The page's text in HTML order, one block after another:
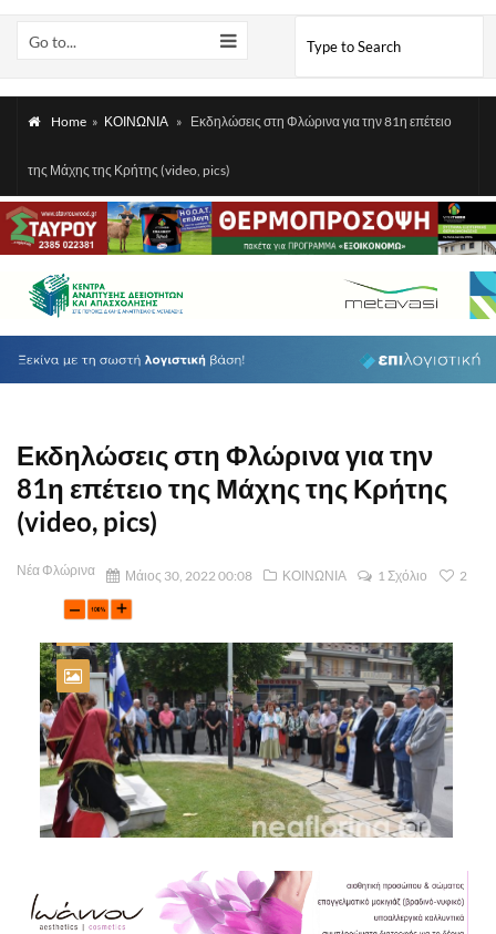
Go to...
Home » ΚΟΙΝΩΝΙΑ » Εκδηλώσεις στη Φλώρινα για την 81η επέτειο
της Μάχης της Κρήτης (video, pics)
Εκδηλώσεις στη Φλώρινα για την
81η επέτειο της Μάχης της Κρήτης
(video, pics)
Νέα Φλώρινα Μάιος 30, 2022 00:08 ΚΟΙΝΩΝΙΑ 1 Σχόλιο 2